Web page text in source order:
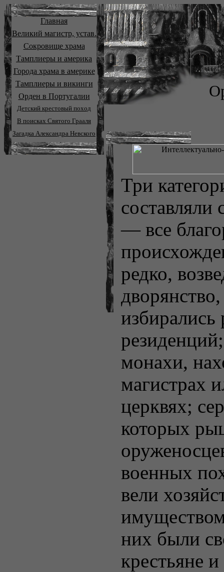
Главная
Великий магистр, устав.
Сокровище храма
Тамплиеры и америка
Города храма в америке
Тамплиеры и викинги
Орден в Португалии
Детский крестовый поход
В поисках Святого Грааля
Загадка Александра Невского
Три
— все
редко,
избирались
монахи,
магистрах
церквях;
которых
военных
вели
них были
крестьяне